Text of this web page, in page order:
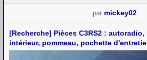
par mickey02
[Recherche] Pièces C3RS2 :
intérieur, pommeau, pochette